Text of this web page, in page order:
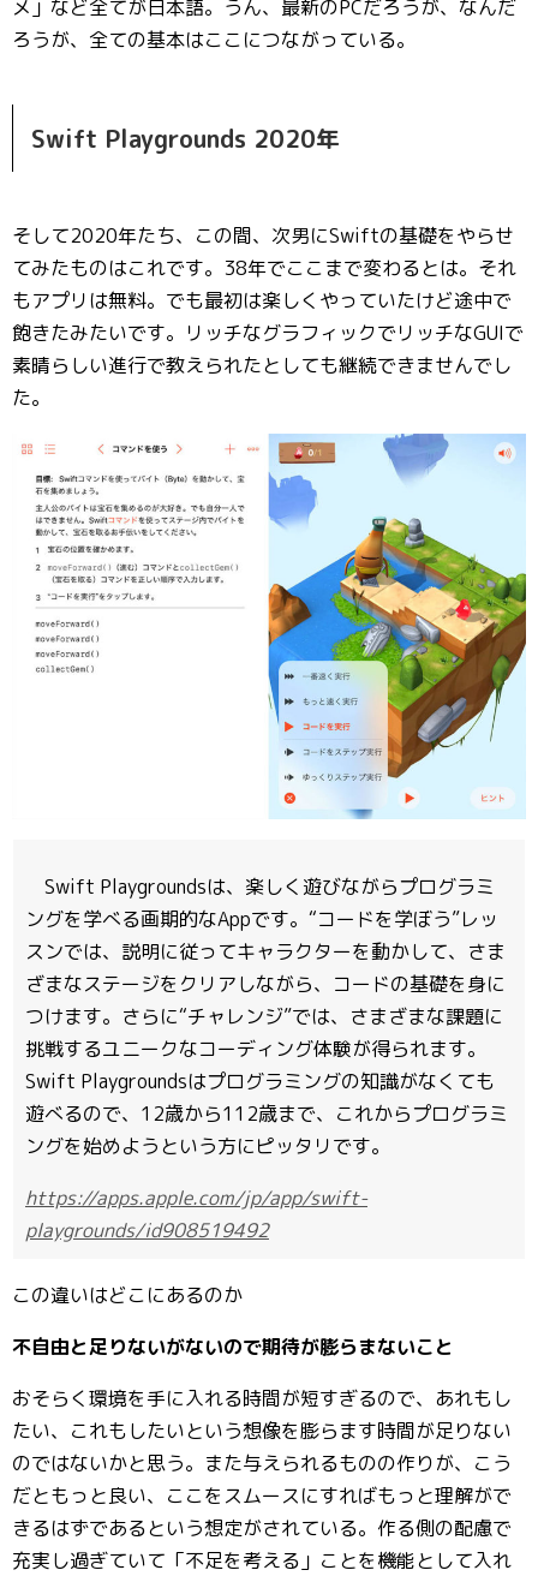
メ」など全てが日本語。うん、最新のPCだろうが、なんだ
ろうが、全ての基本はここにつながっている。
Swift Playgrounds 2020年
そして2020年たち、この間、次男にSwiftの基礎をやらせ
てみたものはこれです。38年でここまで変わるとは。それ
もアプリは無料。でも最初は楽しくやっていたけど途中で
飽きたみたいです。リッチなグラフィックでリッチなGUIで
素晴らしい進行で教えられたとしても継続できませんでし
た。
Swift Playgroundsは、楽しく遊びながらプログラミ
ングを学べる画期的なAppです。“コードを学ぼう”レッ
スンでは、説明に従ってキャラクターを動かして、さま
ざまなステージをクリアしながら、コードの基礎を身に
つけます。さらに“チャレンジ”では、さまざまな課題に
挑戦するユニークなコーディング体験が得られます。
Swift Playgroundsはプログラミングの知識がなくても
遊べるので、12歳から112歳まで、これからプログラミ
ングを始めようという方にピッタリです。
https://apps.apple.com/jp/app/swift-
playgrounds/id908519492
この違いはどこにあるのか
不自由と足りないがないので期待が膨らまないこと
おそらく環境を手に入れる時間が短すぎるので、あれもし
たい、これもしたいという想像を膨らます時間が足りない
のではないかと思う。また与えられるものの作りが、こう
だともっと良い、ここをスムースにすればもっと理解がで
きるはずであるという想定がされている。作る側の配慮で
充実し過ぎていて「不足を考える」ことを機能として入れ